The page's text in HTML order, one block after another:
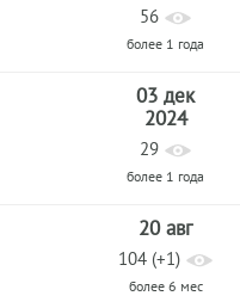
56
более 1 года
03 дек
2024
29
более 1 года
20 авг
104 (+1)
более 6 мес